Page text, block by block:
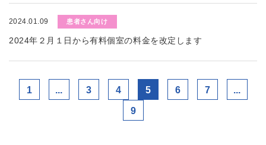
2024.01.09 患者さん向け
2024年２月１日から有料個室の料金を改定します
1 ... 3 4 5 6 7 ...
9